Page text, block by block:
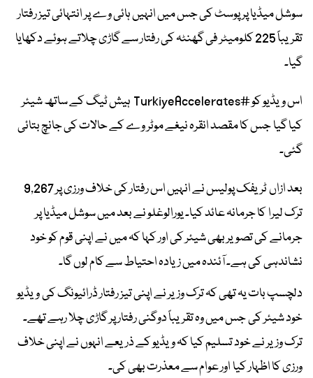
سوشل میڈیا پر پوسٹ کی جس میں انہیں ہائی وے پر انتہائی تیز رفتار
تقریباً 225 کلومیٹر فی گھنٹہ کی رفتار سے گاڑی چلاتے ہوئے دکھایا
گیا۔
اس ویڈیو کو #TurkiyeAccelerates ہیش ٹیگ کے ساتھ شیئر
کیا گیا جس کا مقصد انقرہ نیغے موٹر وے کے حالات کی جانچ بتائی
گئی۔
بعد ازاں ٹریفک پولیس نے انہیں اس رفتار کی خلاف ورزی پر 9,267
ترک لیرا کا جرمانہ عائد کیا۔ یورالوغلو نے بعد میں سوشل میڈیا پر
جرمانے کی تصویر بھی شیئر کی اور کہا کہ میں نے اپنی قوم کو خود
نشاندہی کی ہے۔ آئندہ میں زیادہ احتیاط سے کام لوں گا۔
دلچسپ بات یہ تھی کہ ترک وزیر نے اپنی تیز رفتار ڈرائیونگ کی ویڈیو
خود شیئر کی جس میں وہ تقریباً دوگنی رفتار پر گاڑی چلا رہے تھے۔
ترک وزیر نے خود تسلیم کیا کہ ویڈیو کے ذریعے انہوں نے اپنی خلاف
ورزی کا اظہار کیا اور عوام سے معذرت بھی کی۔